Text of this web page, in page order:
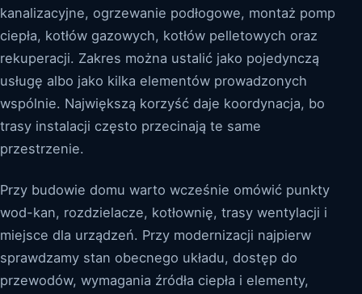
kanalizacyjne, ogrzewanie podłogowe, montaż pomp
ciepła, kotłów gazowych, kotłów pelletowych oraz
rekuperacji. Zakres można ustalić jako pojedynczą
usługę albo jako kilka elementów prowadzonych
wspólnie. Największą korzyść daje koordynacja, bo
trasy instalacji często przecinają te same
przestrzenie.
Przy budowie domu warto wcześnie omówić punkty
wod-kan, rozdzielacze, kotłownię, trasy wentylacji i
miejsce dla urządzeń. Przy modernizacji najpierw
sprawdzamy stan obecnego układu, dostęp do
przewodów, wymagania źródła ciepła i elementy,